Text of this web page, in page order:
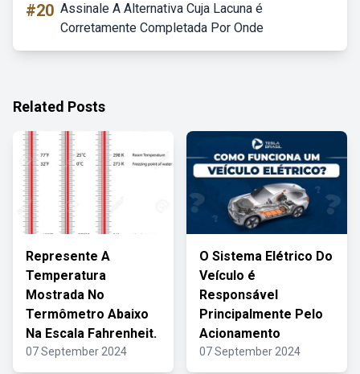
#20 Assinale A Alternativa Cuja Lacuna é
Corretamente Completada Por Onde
Related Posts
Represente A
Temperatura
Mostrada No
Termômetro Abaixo
Na Escala Fahrenheit.
07 September 2024
O Sistema Elétrico Do
Veículo é
Responsável
Principalmente Pelo
Acionamento
07 September 2024